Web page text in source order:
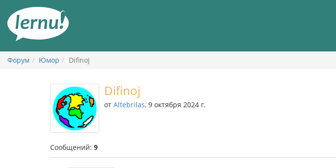
содержанию
Форум Юмор Difinoj
Difinoj
от Altebrilas, 9 октября 2024 г.
Сообщений: 9